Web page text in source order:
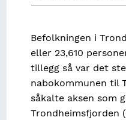
Befolkningen i
eller 23,610
tillegg så var det
nabokommunen til
såkalte aksen som
Trondheimsfjorden